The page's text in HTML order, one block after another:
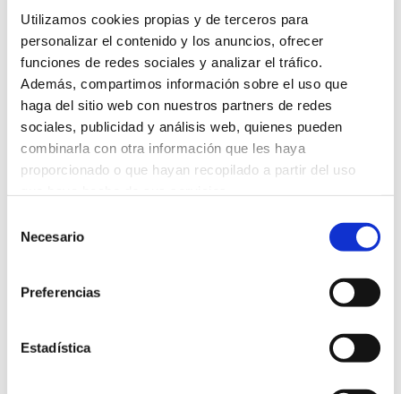
Utilizamos cookies propias y de terceros para
personalizar el contenido y los anuncios, ofrecer
funciones de redes sociales y analizar el tráfico.
Además, compartimos información sobre el uso que
haga del sitio web con nuestros partners de redes
sociales, publicidad y análisis web, quienes pueden
combinarla con otra información que les haya
proporcionado o que hayan recopilado a partir del uso
Necesario
Preferencias
Estadística
Aceitarcookies obrigatórios
Este conteúdo foi bloqueado pelo
uso de cookies. Para o visualizar deve